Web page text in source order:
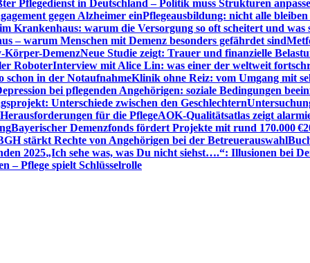
Pflegedienst in Deutschland – Politik muss Strukturen
gegen Alzheimer einPflegeausbildung: nicht alle bleiben
Krankenhaus: warum die Versorgung so oft scheitert und was
– warum Menschen mit Demenz besonders gefährdet sind
Körper-DemenzNeue Studie zeigt: Trauer und finanzielle
RoboterInterview mit Alice Lin: was einer der weltweit
schon in der NotaufnahmeKlinik ohne Reiz: vom Umgang mit
bei pflegenden Angehörigen: soziale Bedingungen
Unterschiede zwischen den Geschlechtern
für die PflegeAOK-Qualitätsatlas zeigt
Bayerischer Demenzfonds fördert Projekte mit rund 170.000 €
stärkt Rechte von Angehörigen bei der Betreuerauswahl
2025„Ich sehe was, was Du nicht siehst….“: Illusionen bei
– Pflege spielt Schlüsselrolle